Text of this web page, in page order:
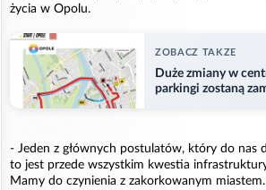
życia w Opolu.
ZOBACZ TAKZE
Duże zmiany w
parkingi zostaną
- Jeden z głównych postulatów, który do nas
to jest przede wszystkim kwestia
Mamy do czynienia z zakorkowanym